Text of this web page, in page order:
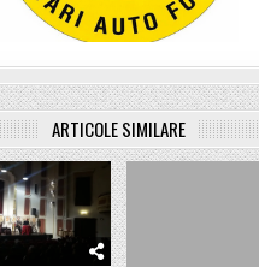
ARTICOLE SIMILARE